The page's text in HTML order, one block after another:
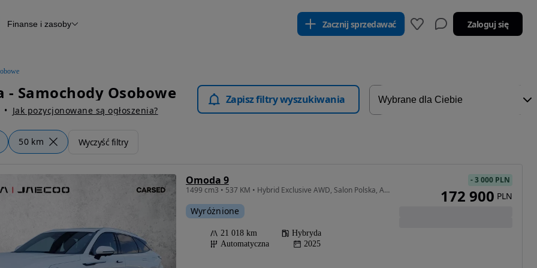
Otomoto News
Finanse i zasoby Zacznij sprzedawać Zaloguj się
- Samochody Osobowe
Jak pozycjonowane są ogłoszenia?
Zapisz filtry wyszukiwania
50 km Wyczyść filtry
Omoda 9
1499 cm3 • 537 KM • Hybrid Exclusive AWD, Salon Polska, ASO
Wyróżnione
21 018 km
Hybryda
Automatyczna
2025
-3 000 PLN
172 900 PLN